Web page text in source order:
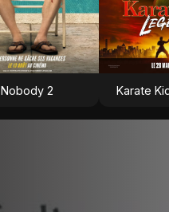
Nobody 2 Karate